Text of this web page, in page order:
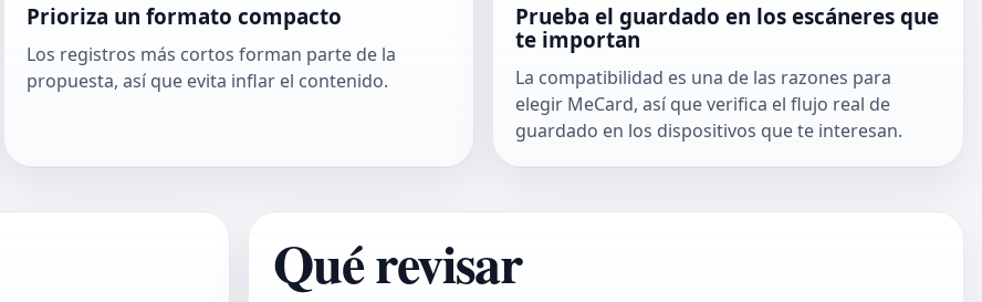
Prioriza un formato compacto
Los registros más cortos forman parte de la
propuesta, así que evita inflar el contenido.
Prueba el guardado en los escáneres que
te importan
La compatibilidad es una de las razones para
elegir MeCard, así que verifica el flujo real de
guardado en los dispositivos que te interesan.
Qué revisar